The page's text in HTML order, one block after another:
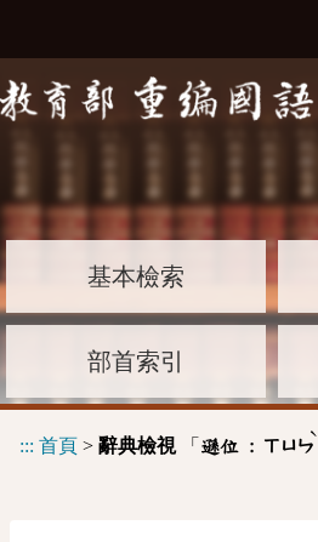
基本檢索
部首索引
::: 首頁 > 辭典檢視「 遜位 : ㄒㄩㄣ
ˋ